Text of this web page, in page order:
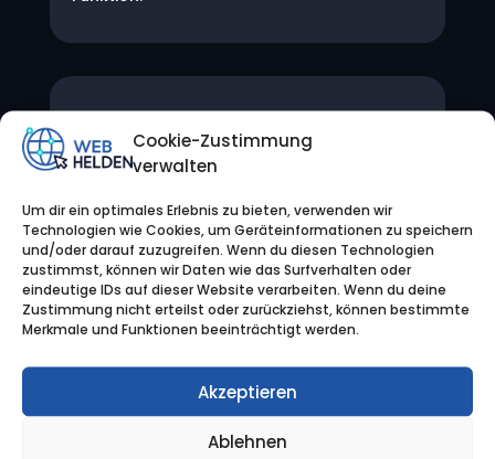
Cookie-Zustimmung
verwalten
Um dir ein optimales Erlebnis zu bieten, verwenden wir
Technologien wie Cookies, um Geräteinformationen zu speichern
und/oder darauf zuzugreifen. Wenn du diesen Technologien
zustimmst, können wir Daten wie das Surfverhalten oder
eindeutige IDs auf dieser Website verarbeiten. Wenn du deine
Zustimmung nicht erteilst oder zurückziehst, können bestimmte
Merkmale und Funktionen beeinträchtigt werden.
Akzeptieren
Ablehnen

Künstliche Intelleligenz
Künstliche Intelligenz (KI) ist ein sich
schnell entwickelndes Technologiefeld,
das Maschinen ermöglicht,
menschenähnliche Denkprozesse
nachzuahmen und eine breite Palette von
Aufgaben autonom auszuführen.